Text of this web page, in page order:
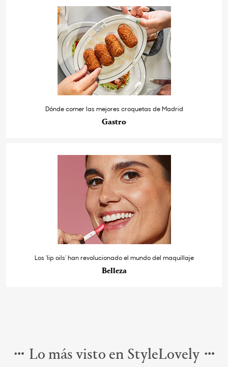
Dónde comer las mejores croquetas de Madrid
Gastro
Los ‘lip oils’ han revolucionado el mundo del maquillaje
Belleza
Lo más visto en StyleLovely